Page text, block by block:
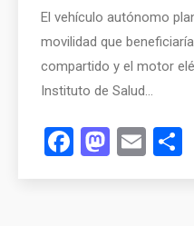
El vehículo autónomo
movilidad que
compartido y el motor
Instituto de Salud…
Facebook